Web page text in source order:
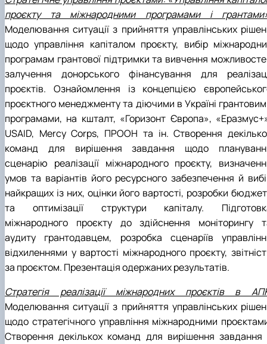
проєкту та міжнародними програмами і
Моделювання ситуації з прийняття управлінських
щодо управління капіталом проєкту, вибір
програмам грантової підтримки та вивчення
залучення донорського фінансування для
проєктів. Ознайомлення із концепцією
проєктного менеджменту та діючими в Україні
програмами, на кшталт, «Горизонт Європа»,
USAID, Mercy Corps, ПРООН та ін. Створення
команд для вирішення завдання щодо
сценарію реалізації міжнародного проєкту,
умов та варіантів його ресурсного забезпечення й
найкращих із них, оцінки його вартості, розробки
та оптимізації структури капіталу.
міжнародного проєкту до здійснення моніторингу
аудиту грантодавцем, розробка сценаріїв
відхиленнями у вартості міжнародного проєкту,
за проєктом. Презентація одержаних результатів.
Стратегія реалізації міжнародних проєктів в
Моделювання ситуації з прийняття управлінських
щодо стратегічного управління міжнародними
Створення декількох команд для вирішення завдання